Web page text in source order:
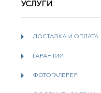
УСЛУГИ
ДОСТАВКА И ОПЛАТА
ГАРАНТИИ
ФОТОГАЛЕРЕЯ